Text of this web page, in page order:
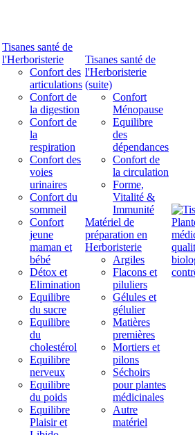
Tisanes santé de
l'Herboristerie
Confort des
articulations
Confort de
la digestion
Confort de
la
respiration
Confort des
voies
urinaires
Confort du
sommeil
Confort
jeune
maman et
bébé
Détox et
Elimination
Equilibre
du sucre
Equilibre
du
cholestérol
Equilibre
nerveux
Equilibre
du poids
Equilibre
Plaisir et
Tisanes santé de
l'Herboristerie
(suite)
Confort
Ménopause
Equilibre
des
dépendances
Confort de
la circulation
Forme,
Vitalité &
Immunité
Matériel de
préparation en
Herboristerie
Argiles
Flacons et
piluliers
Gélules et
gélulier
Matières
premières
Mortiers et
pilons
Séchoirs
pour plantes
médicinales
Autre
matériel